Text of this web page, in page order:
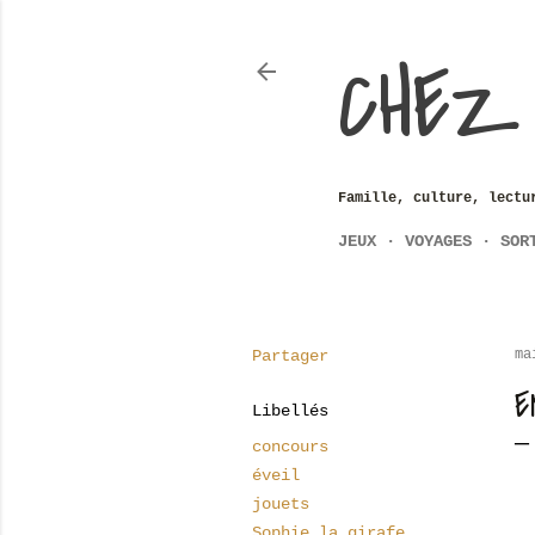
Famille, culture,
JEUX VOYAGES
Partager
Libellés
concours
éveil
jouets